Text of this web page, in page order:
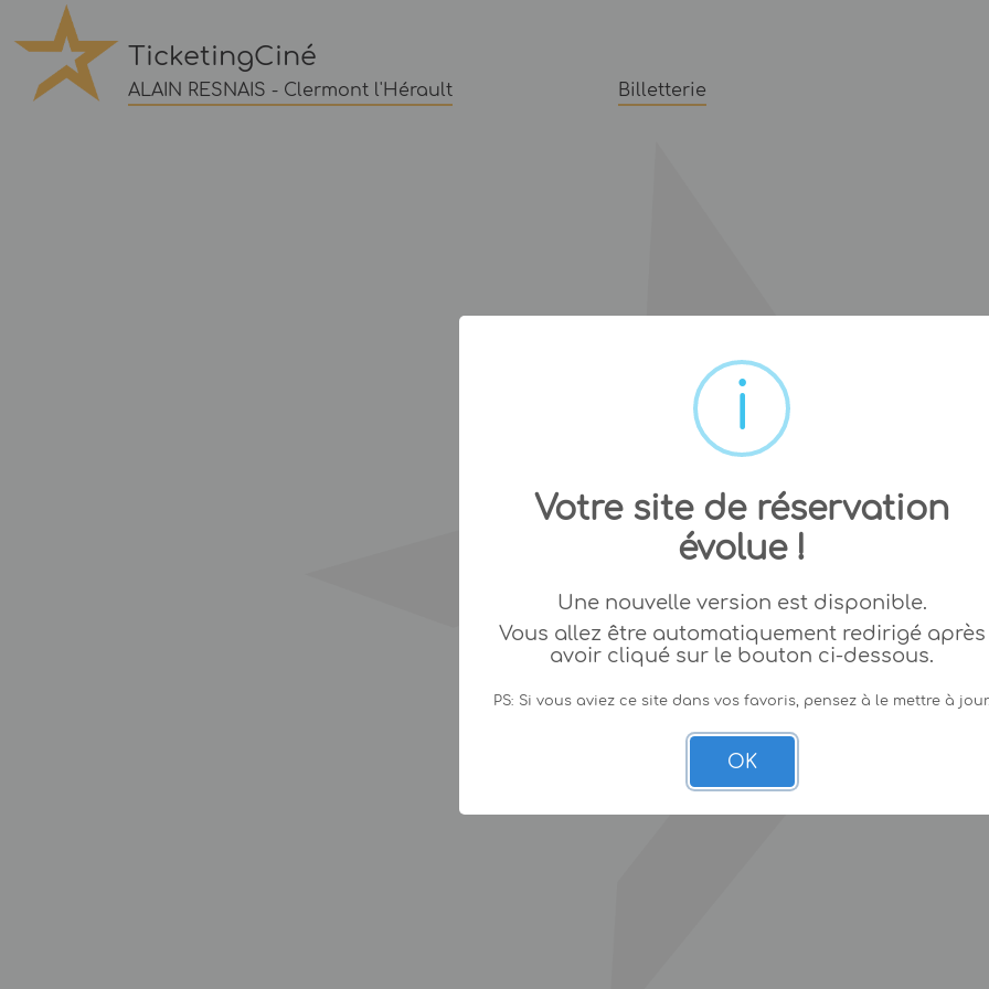
TicketingCiné
ALAIN RESNAIS - Clermont l'Hérault Billetterie
Votre site de réservation
évolue !
Une nouvelle version est disponible.
Vous allez être automatiquement redirigé après
avoir cliqué sur le bouton ci-dessous.
PS: Si vous aviez ce site dans vos favoris, pensez à le mettre à
OK